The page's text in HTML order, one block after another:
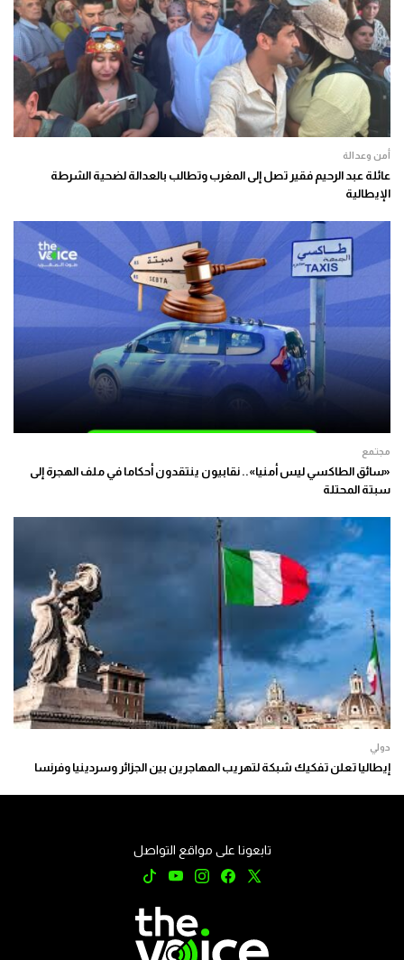
أمن وعدالة
عائلة عبد الرحيم فقير تصل إلى المغرب وتطالب بالعدالة لضحية الشرطة
الإيطالية
مجتمع
«سائق الطاكسي ليس أمنيا».. نقابيون ينتقدون أحكاما في ملف الهجرة إلى
سبتة المحتلة
دولي
إيطاليا تعلن تفكيك شبكة لتهريب المهاجرين بين الجزائر وسردينيا وفرنسا
تابعونا على مواقع التواصل